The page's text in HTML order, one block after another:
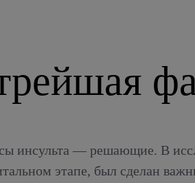
инсульта — решающие. В
этапе, был сделан